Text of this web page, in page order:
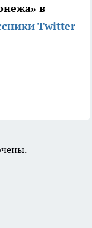
в
Twitter